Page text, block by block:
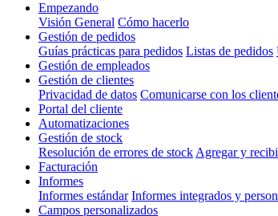
Empezando
Visión General Cómo hacerlo
Gestión de pedidos
Guías prácticas para pedidos Listas de pedidos
Gestión de empleados
Gestión de clientes
Privacidad de datos Comunicarse con los
Portal del cliente
Automatizaciones
Gestión de stock
Resolución de errores de stock Agregar y
Facturación
Informes
Informes estándar Informes integrados y
Campos personalizados